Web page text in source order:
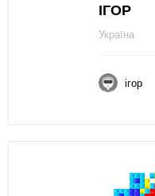
ІГОР
Україна
ігор